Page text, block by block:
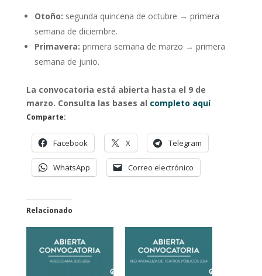
Otoño: segunda quincena de octubre → primera
semana de diciembre.
Primavera: primera semana de marzo → primera
semana de junio.
La convocatoria está abierta hasta el 9 de
marzo. Consulta las bases al completo aquí
Comparte:
Facebook X Telegram
WhatsApp Correo electrónico
Relacionado